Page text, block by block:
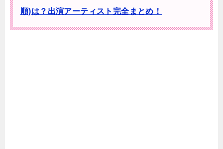
順)は？出演アーティスト完全まとめ！